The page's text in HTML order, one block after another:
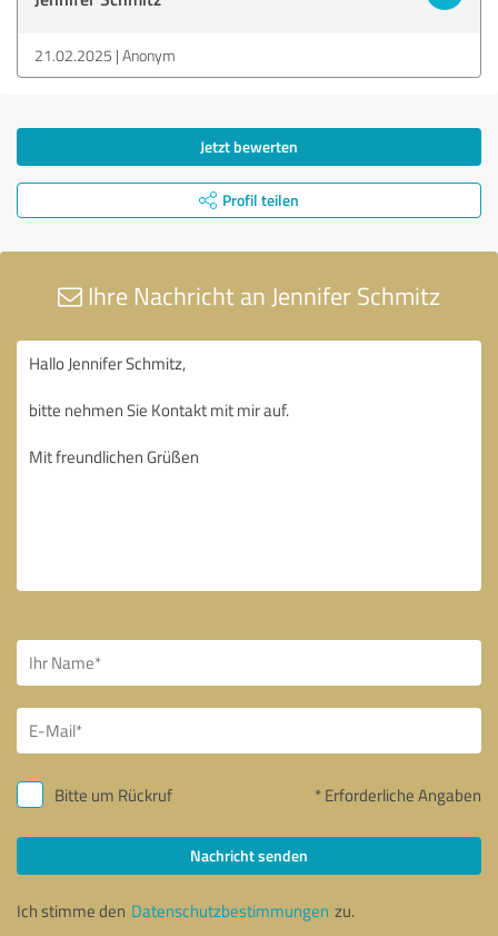
21.02.2025 Anonym
Jetzt bewerten
Profil teilen
Ihre Nachricht an Jennifer Schmitz
Bitte um Rückruf * Erforderliche Angaben
Nachricht senden
Ich stimme den Datenschutzbestimmungen zu.